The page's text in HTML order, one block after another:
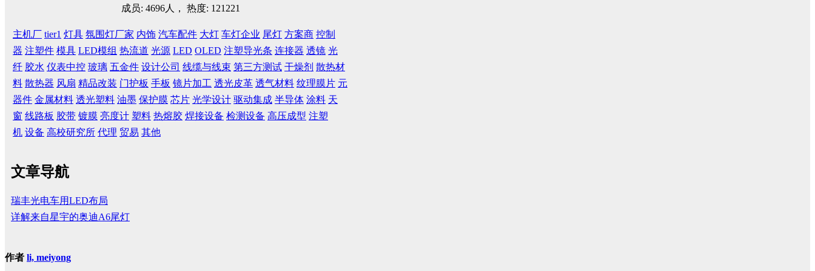
成员: 4696人， 热度: 121221
主机厂 tier1 灯具 氛围灯厂家 内饰 汽车配件 大灯 车灯企业 尾灯 方案商 控制
器 注塑件 模具 LED模组 热流道 光源 LED OLED 注塑导光条 连接器 透镜 光
纤 胶水 仪表中控 玻璃 五金件 设计公司 线缆与线束 第三方测试 干燥剂 散热材
料 散热器 风扇 精品改装 门护板 手板 镜片加工 透光皮革 透气材料 纹理膜片 元
器件 金属材料 透光塑料 油墨 保护膜 芯片 光学设计 驱动集成 半导体 涂料 天
窗 线路板 胶带 镀膜 亮度计 塑料 热熔胶 焊接设备 检测设备 高压成型 注塑
机 设备 高校研究所 代理 贸易 其他
文章导航
瑞丰光电车用LED布局
详解来自星宇的奥迪A6尾灯
作者 li, meiyong